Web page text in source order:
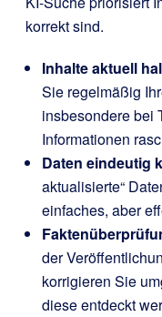
korrekt sind.
Inhalte aktuell
Sie regelmäßig
insbesondere bei
Informationen
Daten eindeutig
aktualisierte“
einfaches, aber
der
korrigieren Sie
diese entdeckt